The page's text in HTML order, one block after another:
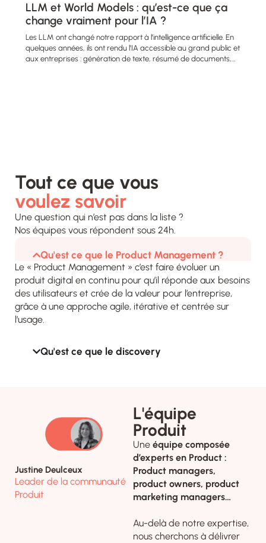
LLM et World Models : qu’est-ce que ça
change vraiment pour l’IA ?
Les LLM ont changé notre rapport à l’intelligence artificielle. En
quelques années, ils ont rendu l’IA accessible au grand public et
aux entreprises : génération de texte, résumé de documents,…
voulez savoir
Une question qui n’est pas dans la liste ?
Nos équipes vous répondent sous 24h.​
Qu'est ce que le Product Management ?
Le « Product Management » c’est faire évoluer un
produit digital en continu pour qu’il réponde aux besoins
des utilisateurs et crée de la valeur pour l’entreprise,
grâce à une approche agile, itérative et centrée sur
l’usage.
Qu'est ce que le discovery
Justine Deulceux
Leader de la communauté
Produit
L'équipe
Produit
Une équipe composée
d’experts en Product :
Product managers,
product owners, product
marketing managers…
Au-delà de notre expertise,
nous cherchons à délivrer